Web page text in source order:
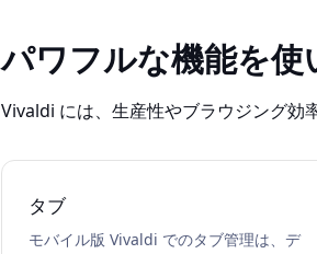
パワフルな機能を使
Vivaldi には、生産性やブラウジング効
タブ
モバイル版 Vivaldi でのタブ管理は、デ